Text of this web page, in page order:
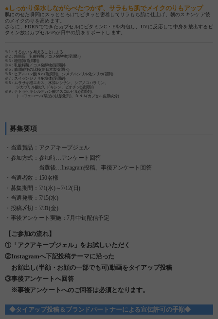
●しっかり保水しながらべたつかず、サラもち肌でメイクのりもアップ
肌にのせた瞬間にスッととろけてピタッと密着してサラもち肌に仕上げ、朝のスキンケア後
のメイクのりを高めます。
さらに、PDRNでできたカプセルにビタミンC・Eを内包し、UVに反応して中身を放出するビ
タミン放出カプセル ※9が日中の肌をサポートします。
※1：うるおいを与えることによる
※2：糖脂質、乳酸桿菌／コメ発酵物(湿潤剤)
※3：糖脂質(湿潤剤)
※4：乳酸桿菌／コメ発酵物(湿潤剤)
※5：膨潤前後の比較(新日本製薬調べ)
※6：ヒアルロン酸Ｎａ(湿潤剤)、ジメチルシリル化シリカ(基剤)
※7：スイゼンジノリ多糖体(湿潤剤)
※8：ムラサキ根エキス、水添レシチン、シアノコバラミン、
ジカプリル酸ピリドキシン、ビオチン(湿潤剤)
※9：テトラヘキシルデカン酸アスコルビル(湿潤剤)、
トコフェロール(製品の抗酸化剤)、ＤＮＡ(カプセル皮膜成分)
募集要項
・当選賞品：アクアキープジェル
・参加方式：参加時…アンケート回答
当選後…Instagram投稿、事後アンケート回答
・当選者数：150名様
・募集期間：7/1(水)～7/12(日)
・当選発表：7/15(水)
・投稿〆切：7/31(金)
・事後アンケート実施：7月中旬配信予定
【ご参加の流れ】
①「アクアキープジェル」をお試しいただく
②Instagramへ下記投稿テーマに沿った
お顔出し(半顔・お顔の一部でも可)動画をタイアップ投稿
③事後アンケートへ回答
※事後アンケートへのご回答は必須となります。
◆タイアップ投稿＆ブランドパートナーによる宣伝許可の手順◆